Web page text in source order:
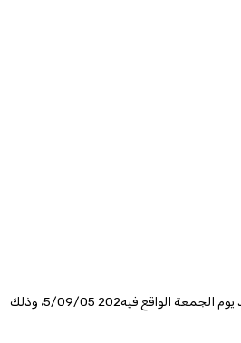
وزعت الامانة العامة لمجلس الوزراء ملحقا بجدول أعمال جلسة مجلس الوزراء التي ستعقد يوم الجمعة الواقع فيه202 5/09/05، وذلك